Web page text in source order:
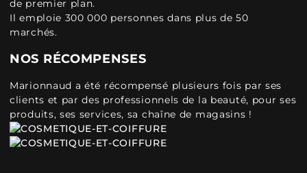
de premier plan.
Il emploie 300 000 personnes dans plus de 50
marchés.
NOS RÉCOMPENSES
Marionnaud a été récompensé plusieurs fois par ses
clients et par des professionnels de la beauté, pour ses
produits, ses services, sa chaîne de magasins !